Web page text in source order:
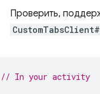
Проверить,
// In your activity